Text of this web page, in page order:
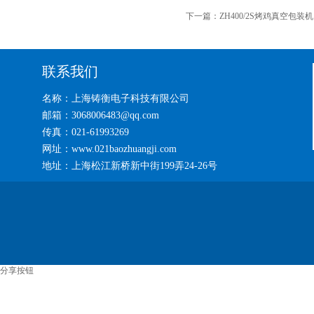
下一篇： ZH400/2S烤鸡真空包装机
联系我们
名称：上海铸衡电子科技有限公司
邮箱：3068006483@qq.com
传真：021-61993269
网址：www.021baozhuangji.com
地址：上海松江新桥新中街199弄24-26号
分享按钮